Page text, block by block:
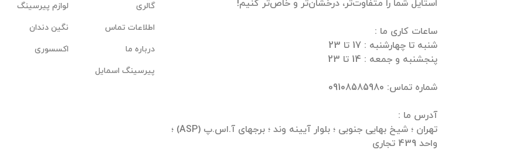
تهران ؛ شیخ بهایی جنوبی ؛ بلوار آیینه وند ؛ برجهای آ.اس.پ (ASP) ؛
واحد 439 تجاری
گالری
اطلاعات تماس
درباره ما
پیرسینگ اسمایل
لوازم پیرسینگ
نگین دندان
اکسسوری